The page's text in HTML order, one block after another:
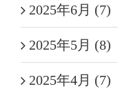
2025年6月 (7)
2025年5月 (8)
2025年4月 (7)